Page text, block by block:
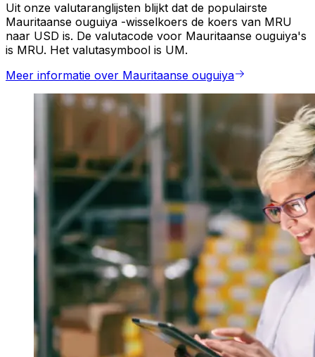
Uit onze valutaranglijsten blijkt dat de populairste
Mauritaanse ouguiya -wisselkoers de koers van MRU
naar USD is. De valutacode voor Mauritaanse ouguiya's
is MRU. Het valutasymbool is UM.
Meer informatie over Mauritaanse ouguiya